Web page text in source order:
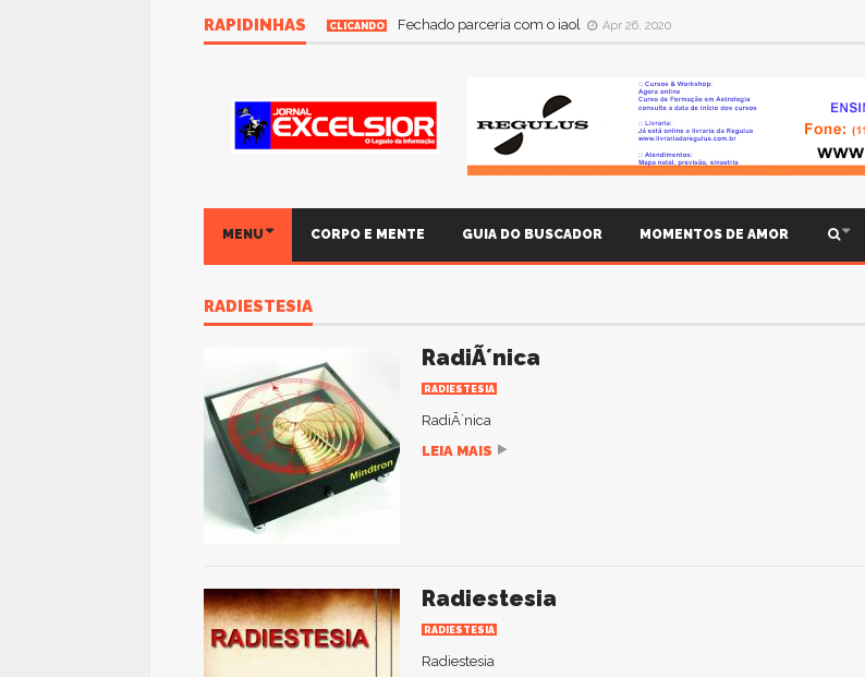
RAPIDINHAS CLICANDO Fechado parceria com o iaol Apr 26, 2020
MENU CORPO E MENTE GUIA DO BUSCADOR MOMENTOS DE AMOR
RADIESTESIA
RadiÃ´nica
RADIESTESIA
RadiÃ´nica
LEIA MAIS
Radiestesia
RADIESTESIA
Radiestesia